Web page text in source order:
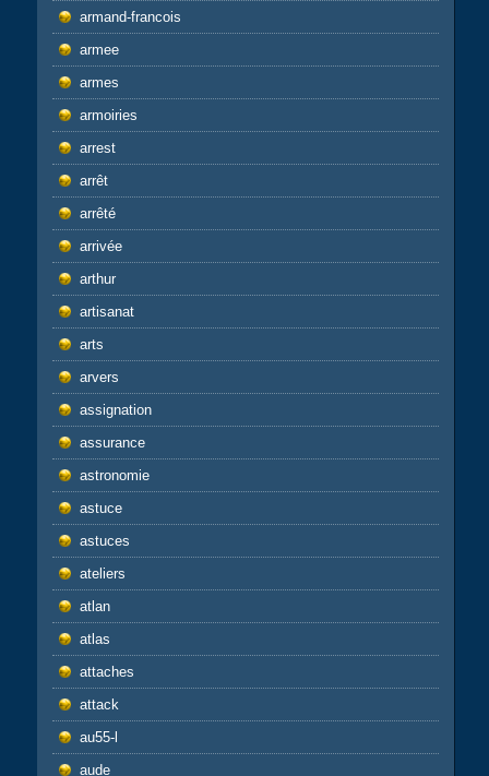
armand-francois
armee
armes
armoiries
arrest
arrêt
arrêté
arrivée
arthur
artisanat
arts
arvers
assignation
assurance
astronomie
astuce
astuces
ateliers
atlan
atlas
attaches
attack
au55-l
aude